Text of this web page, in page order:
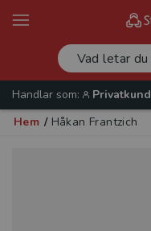
Handlar som:
Privatkund
Hem / Håkan Frantzich